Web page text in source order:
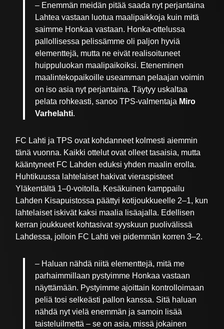
– Enemmän meidän pitää saada nyt perjantaina
Lahtea vastaan luotua maalipaikkoja kuin mitä
saimme Honkaa vastaan. Honka-ottelussa
pallollisessa pelissämme oli paljon hyviä
elementtejä, mutta ne eivät realisoituneet
huippuluokan maalipaikoiksi. Eteneminen
maalintekopaikoille useamman pelaajan voimin
on iso asia nyt perjantaina. Täytyy uskaltaa
pelata rohkeasti, sanoo TPS-valmentaja Miro
Varhelahti.
FC Lahti ja TPS ovat kohdanneet kolmesti aiemmin
tänä vuonna. Kaikki ottelut ovat olleet tasaisia, mutta
kääntyneet FC Lahden eduksi yhden maalin erolla.
Huhtikuussa lahtelaiset hakivat vieraspisteet
Yläkentältä 1–0-voitolla. Kesäkuinen kamppailu
Lahden Kisapuistossa päättyi kotijoukkueelle 2–1, kun
lahtelaiset iskivät kaksi maalia lisäajalla. Edellisen
kerran joukkueet kohtasivat syyskuun puolivälissä
Lahdessa, jolloin FC Lahti vei pidemmän korren 3–2.
– Haluan nähdä niitä elementtejä, mitä me
parhaimmillaan pystyimme Honkaa vastaan
näyttämään. Pystyimme ajoittain kontrolloimaan
peliä tosi selkeästi pallon kanssa. Sitä haluan
nähdä nyt vielä enemmän ja samoin lisää
taisteluilmettä – se on asia, missä jokainen